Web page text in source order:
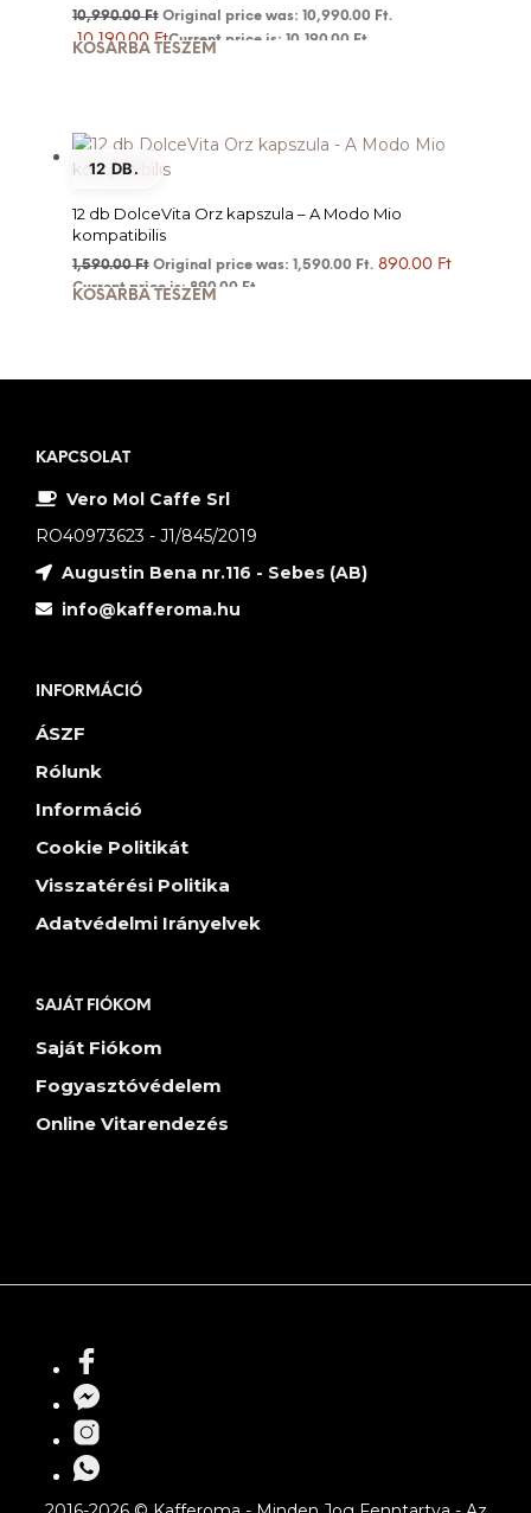
10,990.00Ft Original price was: 10,990.00 Ft.
10,190.00 FtCurrent price is: 10,190.00 Ft.
KOSÁRBA TESZEM
12 DB.
12 db DolceVita Orz kapszula – A Modo Mio
kompatibilis
1,590.00Ft Original price was: 1,590.00 Ft. 890.00 Ft
Current price is: 890.00 Ft.
KOSÁRBA TESZEM
KAPCSOLAT
Vero Mol Caffe Srl
RO40973623 - J1/845/2019
Augustin Bena nr.116 - Sebes (AB)
info@kafferoma.hu
INFORMÁCIÓ
ÁSZF
Rólunk
Információ
Cookie Politikát
Visszatérési Politika
Adatvédelmi Irányelvek
SAJÁT FIÓKOM
Saját Fiókom
Fogyasztóvédelem
Online Vitarendezés